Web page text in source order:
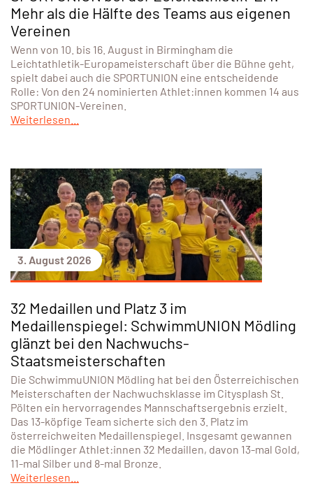
Mehr als die Hälfte des Teams aus eigenen
Vereinen
Wenn von 10. bis 16. August in Birmingham die
Leichtathletik-Europameisterschaft über die Bühne geht,
spielt dabei auch die SPORTUNION eine entscheidende
Rolle: Von den 24 nominierten Athlet:innen kommen 14 aus
SPORTUNION-Vereinen.
Weiterlesen...
3. August 2026
32 Medaillen und Platz 3 im
Medaillenspiegel: SchwimmUNION Mödling
glänzt bei den Nachwuchs-
Staatsmeisterschaften
Die SchwimmuUNION Mödling hat bei den Österreichischen
Meisterschaften der Nachwuchsklasse im Citysplash St.
Pölten ein hervorragendes Mannschaftsergebnis erzielt.
Das 13-köpfige Team sicherte sich den 3. Platz im
österreichweiten Medaillenspiegel. Insgesamt gewannen
die Mödlinger Athlet:innen 32 Medaillen, davon 13-mal Gold,
11-mal Silber und 8-mal Bronze.
Weiterlesen...